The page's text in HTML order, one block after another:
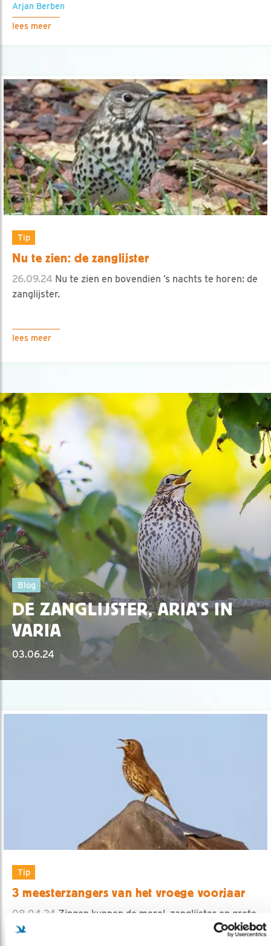
Arjan Berben
lees meer
Tip
Nu te zien: de zanglijster
26.09.24 Nu te zien en bovendien ’s nachts te horen: de
zanglijster.
lees meer
Blog
DE ZANGLIJSTER, ARIA’S IN
VARIA
03.06.24
Tip
3 meesterzangers van het vroege voorjaar
08.04.24 Zingen kunnen de merel, zanglijster en grote
lijster als de beste.